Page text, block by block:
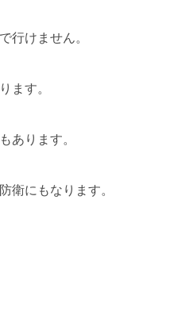
行けません。
ます。
あります。
衛にもなります。